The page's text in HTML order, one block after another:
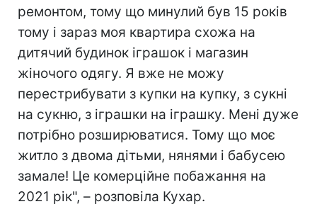
ремонтом, тому що минулий був 15 років
тому і зараз моя квартира схожа на
дитячий будинок іграшок і магазин
жіночого одягу. Я вже не можу
перестрибувати з купки на купку, з сукні
на сукню, з іграшки на іграшку. Мені дуже
потрібно розширюватися. Тому що моє
житло з двома дітьми, нянями і бабусею
замале! Це комерційне побажання на
2021 рік", – розповіла Кухар.